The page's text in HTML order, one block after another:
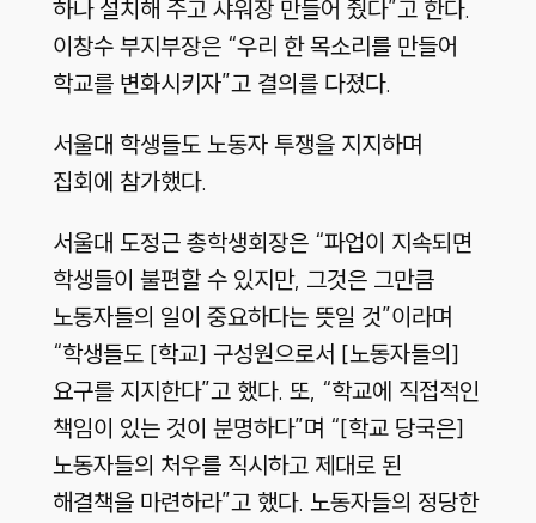
하나 설치해 주고 샤워장 만들어 줬다”고 한다.
이창수 부지부장은 “우리 한 목소리를 만들어
학교를 변화시키자”고 결의를 다졌다.
서울대 학생들도 노동자 투쟁을 지지하며
집회에 참가했다.
서울대 도정근 총학생회장은 “파업이 지속되면
학생들이 불편할 수 있지만, 그것은 그만큼
노동자들의 일이 중요하다는 뜻일 것”이라며
“학생들도 [학교] 구성원으로서 [노동자들의]
요구를 지지한다”고 했다. 또, “학교에 직접적인
책임이 있는 것이 분명하다”며 “[학교 당국은]
노동자들의 처우를 직시하고 제대로 된
해결책을 마련하라”고 했다. 노동자들의 정당한